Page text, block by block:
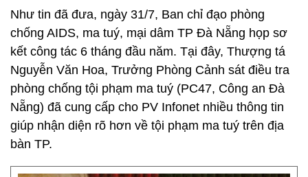
Như tin đã đưa, ngày 31/7, Ban chỉ đạo phòng
chống AIDS, ma tuý, mại dâm TP Đà Nẵng họp sơ
kết công tác 6 tháng đầu năm. Tại đây, Thượng tá
Nguyễn Văn Hoa, Trưởng Phòng Cảnh sát điều tra
phòng chống tội phạm ma tuý (PC47, Công an Đà
Nẵng) đã cung cấp cho PV Infonet nhiều thông tin
giúp nhận diện rõ hơn về tội phạm ma tuý trên địa
bàn TP.